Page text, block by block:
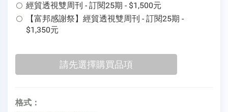
經貿透視雙周刊 - 訂閱25期 - $1,500元
【富邦感謝祭】經貿透視雙周刊 - 訂閱25期 -
$1,350元
格式：